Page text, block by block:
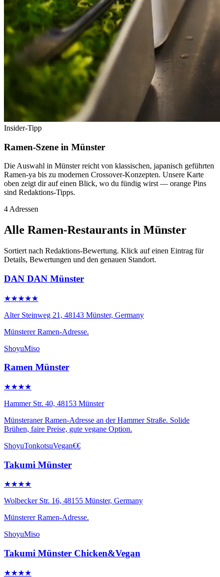
Insider-Tipp
Ramen-Szene in Münster
Die Auswahl in Münster reicht von klassischen, japanisch geführten
Ramen-ya bis zu modernen Crossover-Konzepten. Unsere Karte
oben zeigt dir auf einen Blick, wo du fündig wirst — orange Pins
sind Redaktions-Tipps.
4 Adressen
Alle Ramen-Restaurants in Münster
Sortiert nach Redaktions-Bewertung. Klick auf einen Eintrag für
Details, Bewertungen und den genauen Standort.
DAN DAN Münster
★★★★★
Alter Steinweg 21, 48143 Münster, Germany
Münsterer Ramen-Adresse.
ShoyuMiso
Ramen Münster
★★★★
Hammer Str. 40, 48153 Münster
Münsteraner Ramen-Adresse an der Hammer Straße. Solide
Brühen, faire Preise, gute vegane Option.
ShoyuTonkotsuVegan€€
Takumi Münster
★★★★
Wolbecker Str. 16, 48155 Münster, Germany
Münsterer Ramen-Adresse.
ShoyuMiso
Takumi Münster Chicken&Vegan
★★★★